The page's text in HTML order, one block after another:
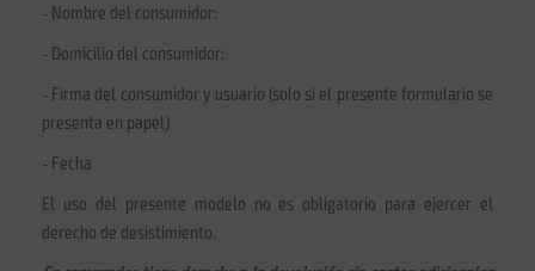
- Nombre del consumidor:
- Domicilio del consumidor:
- Firma del consumidor y usuario (solo si el presente formulario se
presenta en papel)
- Fecha
El uso del presente modelo no es obligatorio para ejercer el
derecho de desistimiento.